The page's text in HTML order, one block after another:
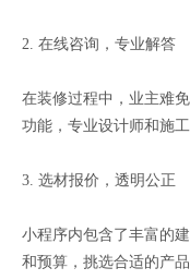
2. 在线咨询，专业解答
在装修过程中，业主难
功能，专业设计师和施
3. 选材报价，透明公正
小程序内包含了丰富的
和预算，挑选合适的产